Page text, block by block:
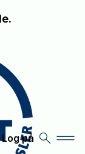
Log på